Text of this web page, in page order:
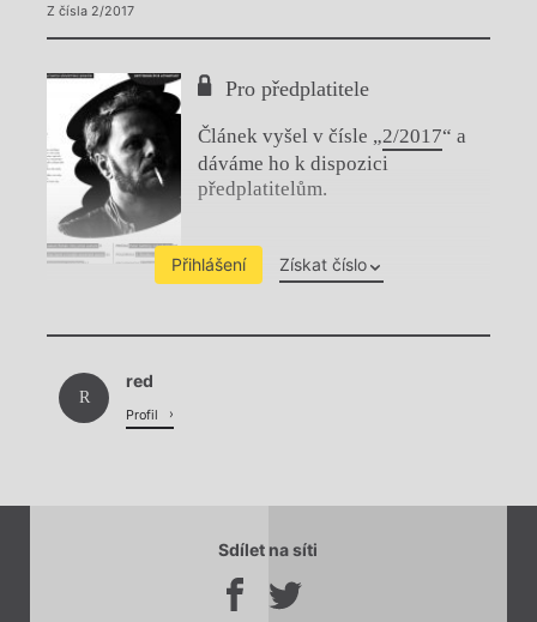
Z čísla 2/2017
Pro předplatitele
Článek vyšel v čísle „2/2017“ a
dáváme ho k dispozici
předplatitelům.
Přihlášení Získat číslo
Chviličku.
R
red
Profil
Sdílet na síti